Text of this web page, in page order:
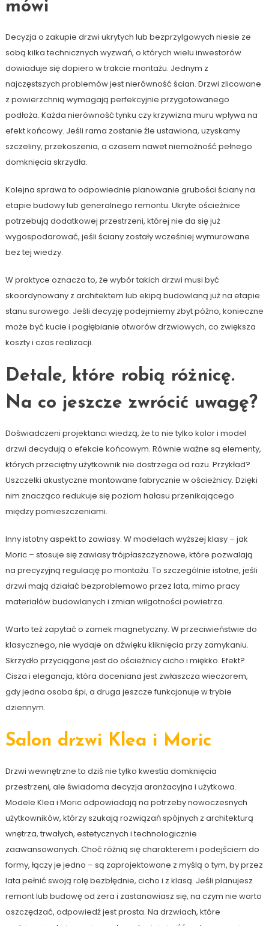
mówi
Decyzja o zakupie drzwi ukrytych lub bezprzylgowych niesie ze
sobą kilka technicznych wyzwań, o których wielu inwestorów
dowiaduje się dopiero w trakcie montażu. Jednym z
najczęstszych problemów jest nierówność ścian. Drzwi zlicowane
z powierzchnią wymagają perfekcyjnie przygotowanego
podłoża. Każda nierówność tynku czy krzywizna muru wpływa na
efekt końcowy. Jeśli rama zostanie źle ustawiona, uzyskamy
szczeliny, przekoszenia, a czasem nawet niemożność pełnego
domknięcia skrzydła.
Kolejna sprawa to odpowiednie planowanie grubości ściany na
etapie budowy lub generalnego remontu. Ukryte ościeżnice
potrzebują dodatkowej przestrzeni, której nie da się już
wygospodarować, jeśli ściany zostały wcześniej wymurowane
bez tej wiedzy.
W praktyce oznacza to, że wybór takich drzwi musi być
skoordynowany z architektem lub ekipą budowlaną już na etapie
stanu surowego. Jeśli decyzję podejmiemy zbyt późno, konieczne
może być kucie i pogłębianie otworów drzwiowych, co zwiększa
koszty i czas realizacji.
Detale, które robią różnicę.
Na co jeszcze zwrócić uwagę?
Doświadczeni projektanci wiedzą, że to nie tylko kolor i model
drzwi decydują o efekcie końcowym. Równie ważne są elementy,
których przeciętny użytkownik nie dostrzega od razu. Przykład?
Uszczelki akustyczne montowane fabrycznie w ościeżnicy. Dzięki
nim znacząco redukuje się poziom hałasu przenikającego
między pomieszczeniami.
Inny istotny aspekt to zawiasy. W modelach wyższej klasy – jak
Moric – stosuje się zawiasy trójpłaszczyznowe, które pozwalają
na precyzyjną regulację po montażu. To szczególnie istotne, jeśli
drzwi mają działać bezproblemowo przez lata, mimo pracy
materiałów budowlanych i zmian wilgotności powietrza.
Warto też zapytać o zamek magnetyczny. W przeciwieństwie do
klasycznego, nie wydaje on dźwięku kliknięcia przy zamykaniu.
Skrzydło przyciągane jest do ościeżnicy cicho i miękko. Efekt?
Cisza i elegancja, która doceniana jest zwłaszcza wieczorem,
gdy jedna osoba śpi, a druga jeszcze funkcjonuje w trybie
dziennym.
Salon drzwi Klea i Moric
Drzwi wewnętrzne to dziś nie tylko kwestia domknięcia
przestrzeni, ale świadoma decyzja aranżacyjna i użytkowa.
Modele Klea i Moric odpowiadają na potrzeby nowoczesnych
użytkowników, którzy szukają rozwiązań spójnych z architekturą
wnętrza, trwałych, estetycznych i technologicznie
zaawansowanych. Choć różnią się charakterem i podejściem do
formy, łączy je jedno – są zaprojektowane z myślą o tym, by przez
lata pełnić swoją rolę bezbłędnie, cicho i z klasą. Jeśli planujesz
remont lub budowę od zera i zastanawiasz się, na czym nie warto
oszczędzać, odpowiedź jest prosta. Na drzwiach, które